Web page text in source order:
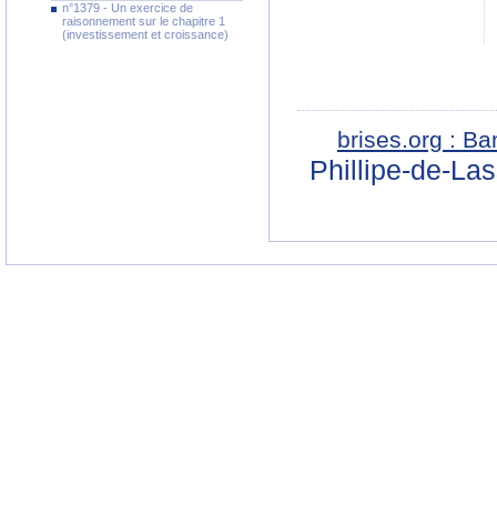
n°1379 - Un exercice de
raisonnement sur le chapitre 1
(investissement et croissance)
brises.org :
Phillipe-de-